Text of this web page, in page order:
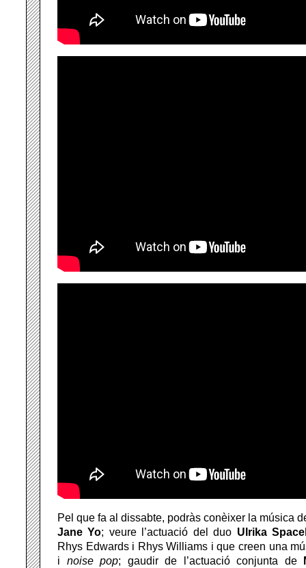
Pel que fa al dissabte, podràs conèixer la música
Jane Yo; veure l’actuació del duo Ulrika
Rhys Edwards i Rhys Williams i que creen una
i noise pop; gaudir de l’actuació conjunta de